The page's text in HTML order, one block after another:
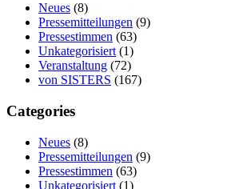
Neues (8)
Pressemitteilungen (9)
Pressestimmen (63)
Unkategorisiert (1)
Veranstaltung (72)
von SISTERS (167)
Categories
Neues (8)
Pressemitteilungen (9)
Pressestimmen (63)
Unkategorisiert (1)